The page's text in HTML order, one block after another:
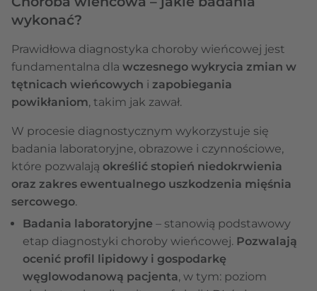
wykonać?
Prawidłowa diagnostyka choroby wieńcowej jest
fundamentalna dla wczesnego wykrycia zmian w
tętnicach wieńcowych i zapobiegania
powikłaniom, takim jak zawał.
W procesie diagnostycznym wykorzystuje się
badania laboratoryjne, obrazowe i czynnościowe,
które pozwalają określić stopień niedokrwienia
oraz zakres ewentualnego uszkodzenia mięśnia
sercowego.
Badania laboratoryjne – stanowią podstawowy
etap diagnostyki choroby wieńcowej. Pozwalają
ocenić profil lipidowy i gospodarkę
węglowodanową pacjenta, w tym: poziom